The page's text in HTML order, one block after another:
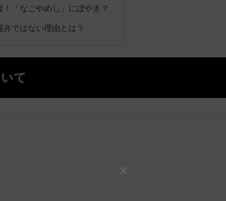
「なごやめし」にぼやき？
ではない理由とは？
て